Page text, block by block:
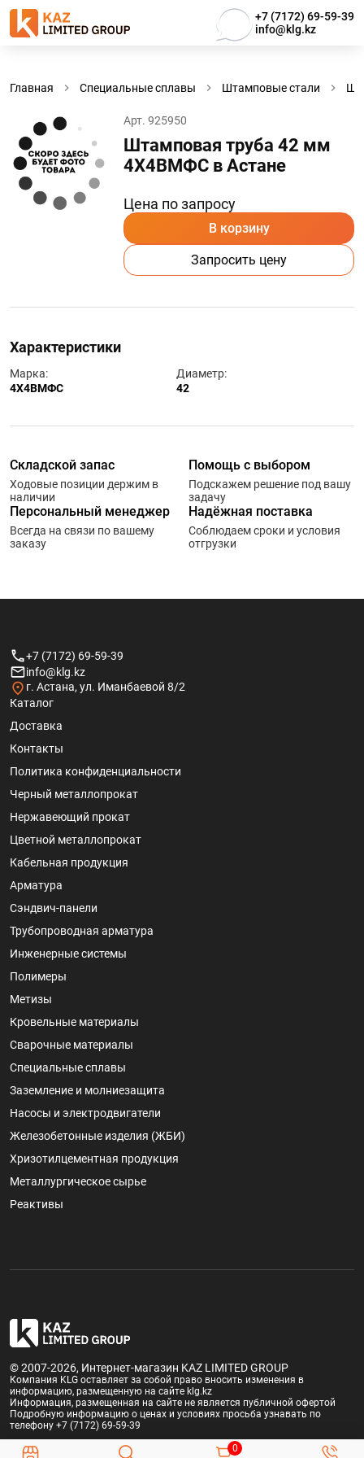
+7 (7172) 69-59-39
info@klg.kz
Главная Специальные сплавы Штамповые стали
Арт. 925950
Штамповая труба 42 мм
4Х4ВМФС в Астанe
Цена по запросу
В корзину
Запросить цену
Характеристики
Марка:
4Х4ВМФС
Диаметр:
42
Складской запас
Ходовые позиции держим в
наличии
Помощь с выбором
Подскажем решение под вашу
задачу
Персональный менеджер
Всегда на связи по вашему
заказу
Надёжная поставка
Соблюдаем сроки и условия
отгрузки
+7 (7172) 69-59-39
info@klg.kz
г. Астана, ул. Иманбаевой 8/2
Каталог
Доставка
Контакты
Политика конфиденциальности
Черный металлопрокат
Нержавеющий прокат
Цветной металлопрокат
Кабельная продукция
Арматура
Сэндвич-панели
Трубопроводная арматура
Инженерные системы
Полимеры
Метизы
Кровельные материалы
Сварочные материалы
Специальные сплавы
Заземление и молниезащита
Насосы и электродвигатели
Железобетонные изделия (ЖБИ)
Хризотилцементная продукция
Металлургическое сырье
Реактивы
© 2007-2026, Интернет-магазин KAZ LIMITED GROUP
Компания KLG оставляет за собой право вносить изменения в
информацию, размещенную на сайте klg.kz
Информация, размещенная на сайте не является публичной офертой
Подробную информацию о ценах и условиях просьба узнавать по
телефону +7 (7172) 69-59-39
0